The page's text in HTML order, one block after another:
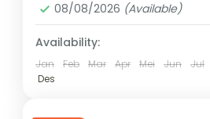
08/08/2026 (Available)
Availability:
Jan Feb Mar Apr Mei Jun Jul
Des